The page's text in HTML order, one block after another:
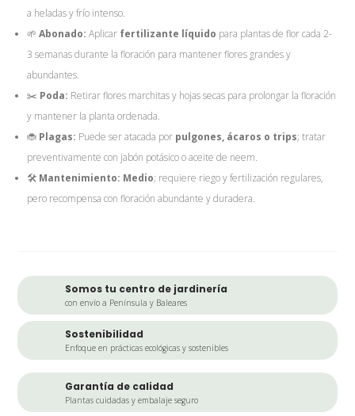
a heladas y frío intenso.
🌱Abonado: Aplicar fertilizante líquido para plantas de flor cada 2-
3 semanas durante la floración para mantener flores grandes y
abundantes.
✂️ Poda: Retirar flores marchitas y hojas secas para prolongar la floración
y mantener la planta ordenada.
🐞 Plagas: Puede ser atacada por pulgones, ácaros o trips; tratar
preventivamente con jabón potásico o aceite de neem.
🛠️ Mantenimiento: Medio; requiere riego y fertilización regulares,
pero recompensa con floración abundante y duradera.
Somos tu centro de jardinería
con envío a Península y Baleares
Sostenibilidad
Enfoque en prácticas ecológicas y sostenibles
Garantía de calidad
Plantas cuidadas y embalaje seguro